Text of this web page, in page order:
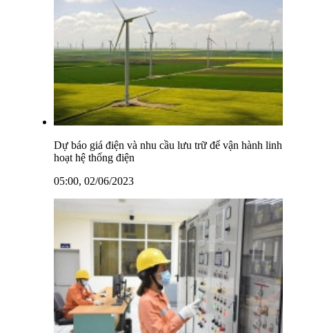
Dự báo giá điện và nhu cầu lưu trữ để vận hành linh
hoạt hệ thống điện
05:00, 02/06/2023